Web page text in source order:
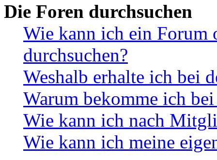
Die Foren durchsuchen
Wie kann ich ein Forum
durchsuchen?
Weshalb erhalte ich bei
Warum bekomme ich
Wie kann ich nach
Wie kann ich meine